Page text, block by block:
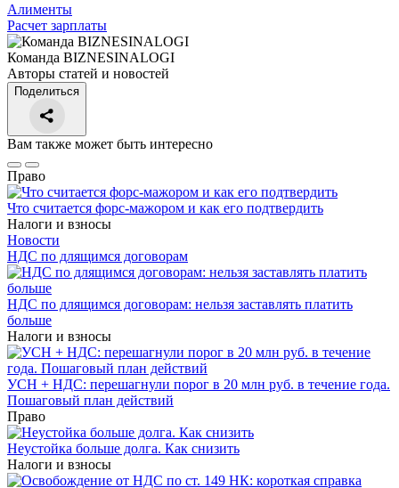
Алименты
Расчет зарплаты
Команда BIZNESINALOGI
Авторы статей и новостей
Поделиться
Вам также может быть интересно
Право
Что считается форс-мажором и как его подтвердить
Налоги и взносы
Новости
НДС по длящимся договорам
НДС по длящимся договорам: нельзя заставлять платить
больше
Налоги и взносы
УСН + НДС: перешагнули порог в 20 млн руб. в течение года.
Пошаговый план действий
Право
Неустойка больше долга. Как снизить
Налоги и взносы